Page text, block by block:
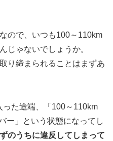
ので、いつも100～110km
じゃないでしょうか。
り締まられることはまずあ
った途端、「100～110km
ー」という状態になってし
のうちに違反してしまって